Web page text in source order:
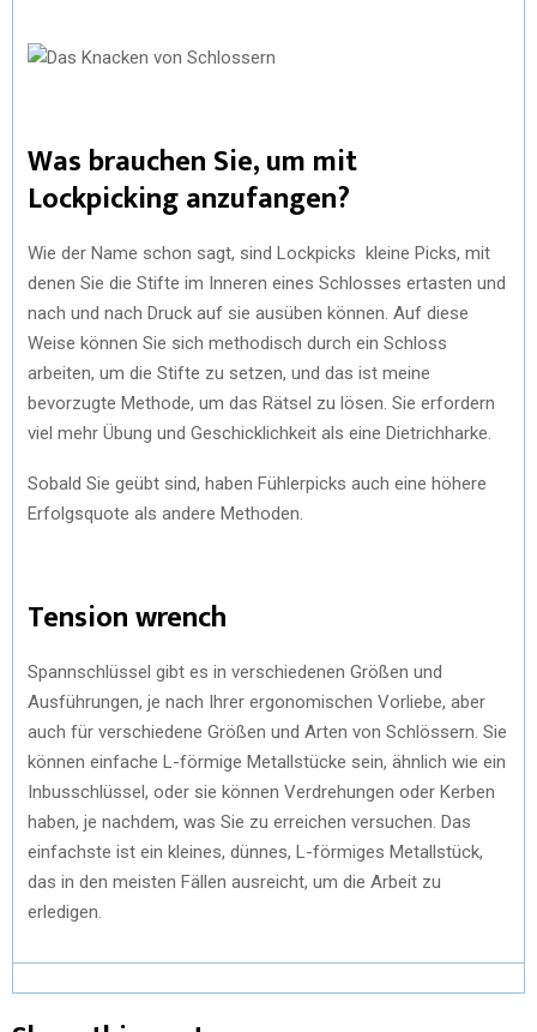
Was brauchen Sie, um mit
Lockpicking anzufangen?
Wie der Name schon sagt, sind Lockpicks kleine Picks, mit
denen Sie die Stifte im Inneren eines Schlosses ertasten und
nach und nach Druck auf sie ausüben können. Auf diese
Weise können Sie sich methodisch durch ein Schloss
arbeiten, um die Stifte zu setzen, und das ist meine
bevorzugte Methode, um das Rätsel zu lösen. Sie erfordern
viel mehr Übung und Geschicklichkeit als eine Dietrichharke.
Sobald Sie geübt sind, haben Fühlerpicks auch eine höhere
Erfolgsquote als andere Methoden.
Tension wrench
Spannschlüssel gibt es in verschiedenen Größen und
Ausführungen, je nach Ihrer ergonomischen Vorliebe, aber
auch für verschiedene Größen und Arten von Schlössern. Sie
können einfache L-förmige Metallstücke sein, ähnlich wie ein
Inbusschlüssel, oder sie können Verdrehungen oder Kerben
haben, je nachdem, was Sie zu erreichen versuchen. Das
einfachste ist ein kleines, dünnes, L-förmiges Metallstück,
das in den meisten Fällen ausreicht, um die Arbeit zu
erledigen.